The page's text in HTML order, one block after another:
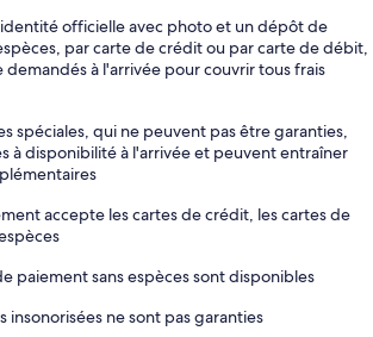
officielle avec photo et un dépôt de
par carte de crédit ou par carte de débit,
à l'arrivée pour couvrir tous frais
spéciales, qui ne peuvent pas être garanties,
à disponibilité à l'arrivée et peuvent entraîner
accepte les cartes de crédit, les cartes de
paiement sans espèces sont disponibles
insonorisées ne sont pas garanties